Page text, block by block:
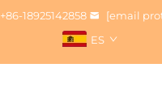
+86-18925142858
[email
ES